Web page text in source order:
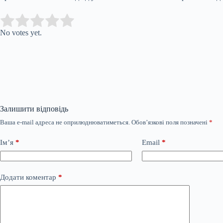
Rate this item:
No votes yet.
Залишити відповідь
Ваша e-mail адреса не оприлюднюватиметься. Обов’язкові поля позначені *
Ім’я * Email *
Додати коментар *